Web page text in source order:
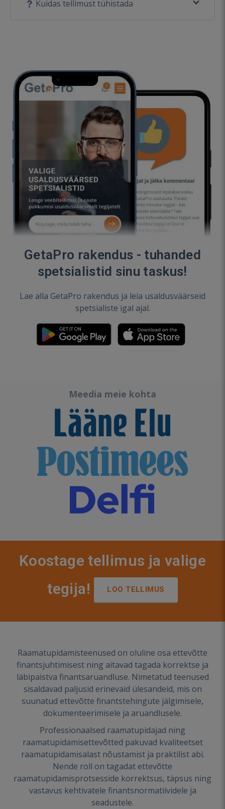
Kuidas tellimust tühistada
GetaPro rakendus - tuhanded
spetsialistid sinu taskus!
Lae alla GetaPro rakendus ja leia usaldusväärseid
spetsialiste igal ajal.
Meedia meie kohta
Koostage tellimus ja valige
tegija!
LOO TELLIMUS
Raamatupidamisteenused on oluline osa ettevõtte
finantsjuhtimisest ning aitavad tagada korrektse ja
läbipaistva finantsaruandluse. Nimetatud teenused
sisaldavad paljusid erinevaid ülesandeid, mis on
suunatud ettevõtte finantstehingute jälgimisele,
dokumenteerimisele ja aruandlusele.
Professionaalsed raamatupidajad ning
raamatupidamisettevõtted pakuvad kvaliteetset
raamatupidamisalast nõustamist ja praktilist abi.
Nende roll on tagadat ettevõtte
raamatupidamisprotsesside korrektsus, täpsus ning
vastavus kehtivatele finantsnormatiividele ja
seadustele.